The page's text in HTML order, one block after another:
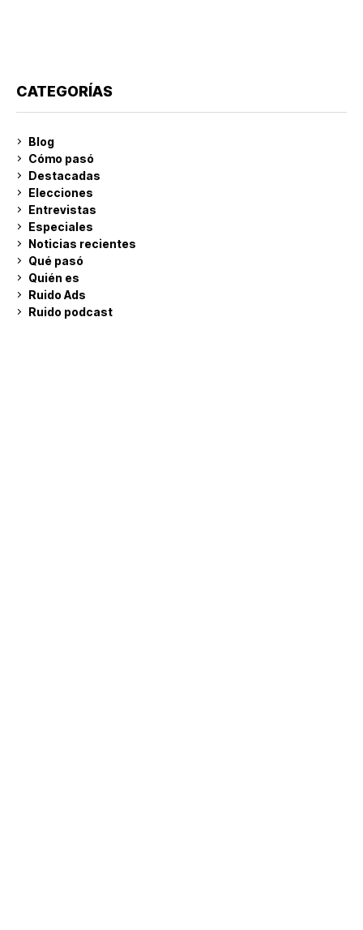
CATEGORÍAS
Blog
Cómo pasó
Destacadas
Elecciones
Entrevistas
Especiales
Noticias recientes
Qué pasó
Quién es
Ruido Ads
Ruido podcast